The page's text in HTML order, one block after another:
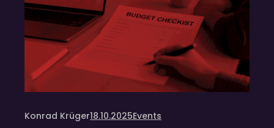
Konrad Krüger18.10.2025Events